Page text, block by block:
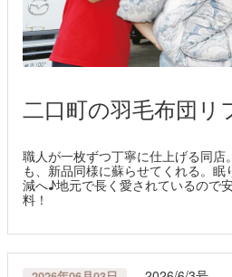
二口町の羽毛布団リ
職人が一枚ずつ丁寧に仕上げる同店
も、新品同様に蘇らせてくれる。
減へ♪地元で長く愛されているので
料！